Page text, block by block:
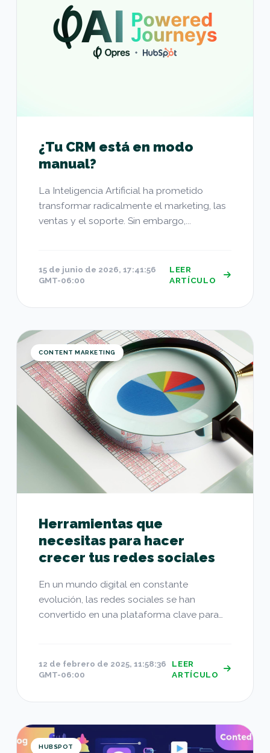
¿Tu CRM está en modo
manual?
La Inteligencia Artificial ha prometido
transformar radicalmente el marketing, las
ventas y el soporte. Sin embargo,...
15 de junio de 2026, 17:41:56
GMT-06:00
LEER
ARTÍCULO
Herramientas que necesitas para hacer crecer
CONTENT MARKETING
Herramientas que
necesitas para hacer
crecer tus redes sociales
En un mundo digital en constante
evolución, las redes sociales se han
convertido en una plataforma clave para
12 de febrero de 2025, 11:58:36
GMT-06:00
LEER
ARTÍCULO
Aplicaciones para la Creación de Contenido en
HUBSPOT